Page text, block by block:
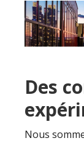
Des
Nous